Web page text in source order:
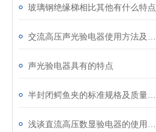
玻璃钢绝缘梯相比其他有什么特点
声光验电器具有的特点